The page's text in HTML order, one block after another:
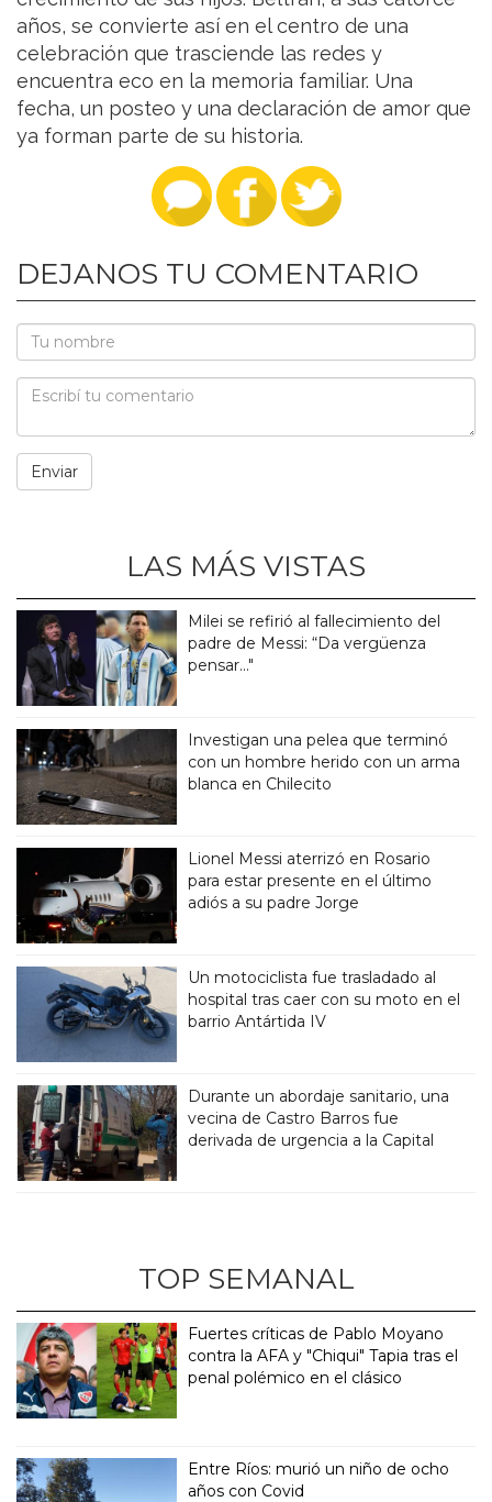
años, se convierte así en el centro de una
celebración que trasciende las redes y
encuentra eco en la memoria familiar. Una
fecha, un posteo y una declaración de amor que
ya forman parte de su historia.
DEJANOS TU COMENTARIO
LAS MÁS VISTAS
Milei se refirió al fallecimiento del
padre de Messi: “Da vergüenza
pensar..."
Investigan una pelea que terminó
con un hombre herido con un arma
blanca en Chilecito
Lionel Messi aterrizó en Rosario
para estar presente en el último
adiós a su padre Jorge
Un motociclista fue trasladado al
hospital tras caer con su moto en el
barrio Antártida IV
Durante un abordaje sanitario, una
vecina de Castro Barros fue
derivada de urgencia a la Capital
TOP SEMANAL
Fuertes críticas de Pablo Moyano
contra la AFA y "Chiqui" Tapia tras el
penal polémico en el clásico
Entre Ríos: murió un niño de ocho
años con Covid